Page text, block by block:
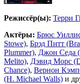
Режиссёр(ы): Терри
Актёры: Брюс
Stowe), Брэд Питт
Plummer), Джон Седа
Melito), Дэвид Морс
Chance), Вернон
(H. Michael Walls) и